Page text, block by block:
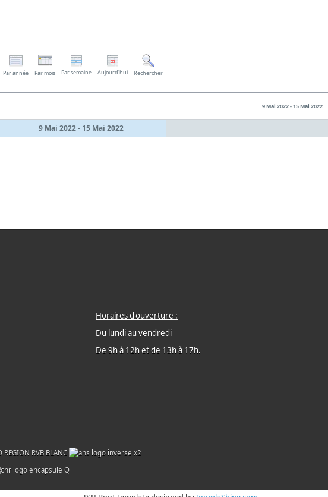
Par année Par mois Par semaine Aujourd'hui Rechercher
9 Mai 2022 - 15 Mai 2022
9 Mai 2022 - 15 Mai 2022
Horaires d'ouverture :
Du lundi au vendredi
De 9h à 12h et de 13h à 17h.